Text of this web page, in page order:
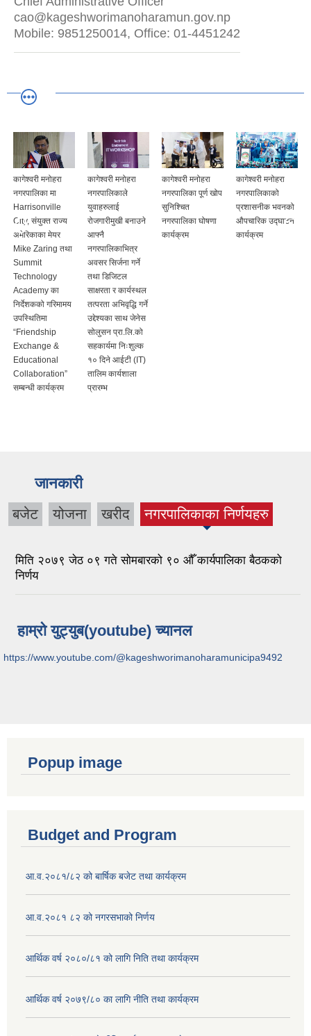
cao@kageshworimanoharamun.gov.np
Mobile: 9851250014, Office: 01-4451242
मनोहरा
मा
राज्य
मेयर
तथा
का
गरिमामय
&
कागेश्वरी मनोहरा
नगरपालिकाले
युवाहरुलाई
रोजगारीमुखी बनाउने
आफ्नै
नगरपालिकाभित्र
अवसर सिर्जना गर्ने
तथा डिजिटल
साक्षरता र कार्यस्थल
तत्परता अभिवृद्धि गर्ने
उद्देश्यका साथ जेनेस
सोलुसन प्रा.लि.को
सहकार्यमा निःशुल्क
१० दिने आईटी (IT)
तालिम कार्यशाला
प्रारम्भ
कागेश्वरी मनोहरा
नगरपालिका पूर्ण खोप
नगरपालिका घोषणा
कागेश्वरी मनोहरा
नगरपालिकाको
प्रशासनीक भवनको
औपचारिक उद्घाटन
कागेश्वरी
नगरपालिका
तथा निशुल्क
सुनिश्चित
जानकारी
बजेट योजना खरीद नगरपालिकाका निर्णयहरु
(active tab)
मिति २०७९ जेठ ०९ गते सोमबारको ९० औँ कार्यपालिका बैठकको
निर्णय
हाम्रो युट्युब(youtube) च्यानल
https://www.youtube.com/@kageshworimanoharamunicipa9492
Popup image
Budget and Program
आ.व.२०८१/८२ को बार्षिक बजेट तथा कार्यक्रम
आ.व.२०८१ ८२ को नगरसभाको निर्णय
आर्थिक वर्ष २०८०/८१ को लागि निति तथा कार्यक्रम
आर्थिक वर्ष २०७९/८० का लागि नीति तथा कार्यक्रम